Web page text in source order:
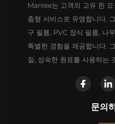
Manlee는 고객의 고유 한
춤형 서비스로 유명합니다.
구 필름, PVC 장식 필름, 나
특별한 경험을 제공합니다.
질, 성숙한 원료를 사용하는
문의